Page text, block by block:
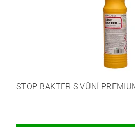
STOP BAKTER S VŮNÍ